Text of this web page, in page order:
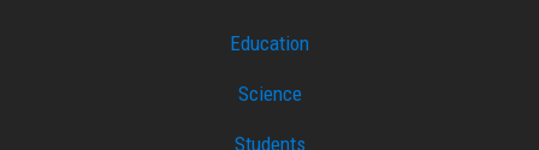
Education
Science
Students